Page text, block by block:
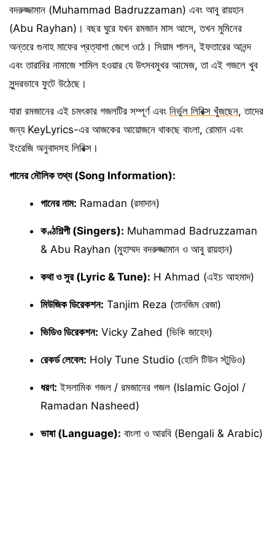
বদরুজ্জামান (Muhammad Badruzzaman) এবং আবু রায়হান
(Abu Rayhan)। বছর ঘুরে যখন রমজান মাস আসে, তখন মুমিনের
অন্তরে গুনাহ মাফের প্রত্যাশা জেগে ওঠে। সিয়াম পালন, ইফতারের আনন্দ
এবং তারাবির নামাজে শামিল হওয়ার যে উৎসবমুখর আমেজ, তা এই গজলে খুব
সুন্দরভাবে ফুটে উঠেছে।
যারা রমজানের এই চমৎকার গজলটির সম্পূর্ণ এবং নির্ভুল লিরিক্স খুঁজছেন, তাদের
জন্য KeyLyrics-এর আজকের আয়োজনে থাকছে বাংলা, রোমান এবং
ইংরেজি অনুবাদসহ লিরিক্স।
গানের মৌলিক তথ্য (Song Information):
গানের নাম: Ramadan (রমাদান)
কণ্ঠশিল্পী (Singers): Muhammad Badruzzaman
& Abu Rayhan (মুহাম্মদ বদরুজ্জামান ও আবু রায়হান)
কথা ও সুর (Lyric & Tune): H Ahmad (এইচ আহমাদ)
মিউজিক ডিরেকশন: Tanjim Reza (তানজিম রেজা)
ভিডিও ডিরেকশন: Vicky Zahed (ভিকি জাহেদ)
রেকর্ড লেবেল: Holy Tune Studio (হোলি টিউন স্টুডিও)
ধরণ: ইসলামিক গজল / রমজানের গজল (Islamic Gojol /
Ramadan Nasheed)
ভাষা (Language): বাংলা ও আরবি (Bengali & Arabic)